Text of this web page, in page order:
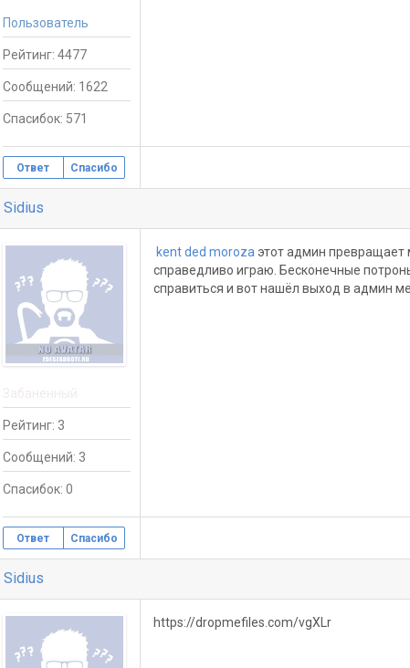
Пользователь
Рейтинг: 4477
Сообщений: 1622
Спасибок: 571
Ответ Спасибо
Sidius
Рейтинг: 3
Сообщений: 3
Спасибок: 0
kent ded moroza этот админ превращает
справедливо играю. Бесконечные
справиться и вот нашёл выход в админ
Ответ Спасибо
Sidius
https://dropmefiles.com/vgXLr